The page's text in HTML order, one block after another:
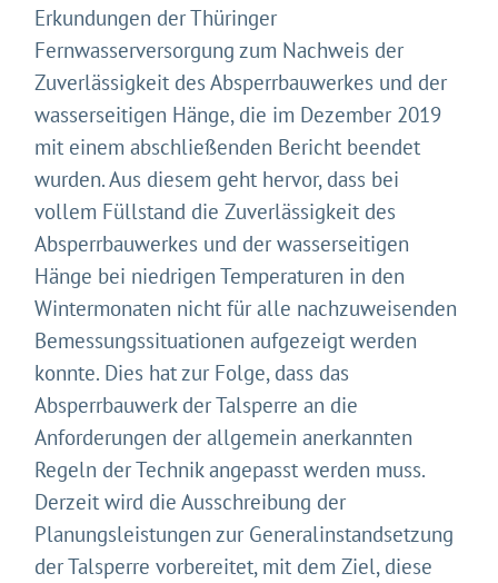
Erkundungen der Thüringer
Fernwasserversorgung zum Nachweis der
Zuverlässigkeit des Absperrbauwerkes und der
wasserseitigen Hänge, die im Dezember 2019
mit einem abschließenden Bericht beendet
wurden. Aus diesem geht hervor, dass bei
vollem Füllstand die Zuverlässigkeit des
Absperrbauwerkes und der wasserseitigen
Hänge bei niedrigen Temperaturen in den
Wintermonaten nicht für alle nachzuweisenden
Bemessungssituationen aufgezeigt werden
konnte. Dies hat zur Folge, dass das
Absperrbauwerk der Talsperre an die
Anforderungen der allgemein anerkannten
Regeln der Technik angepasst werden muss.
Derzeit wird die Ausschreibung der
Planungsleistungen zur Generalinstandsetzung
der Talsperre vorbereitet, mit dem Ziel, diese